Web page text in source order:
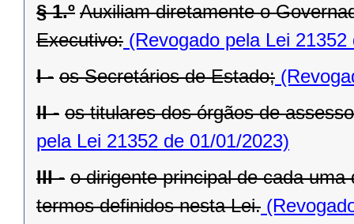
§ 1.º Auxiliam diretamente o
Executivo: (Revogado pela Lei
I - os Secretários de Estado;
II - os titulares dos órgãos de
pela Lei 21352 de 01/01/2023)
III - o dirigente principal de cada
termos definidos nesta Lei.